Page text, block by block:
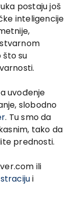
postaju još
inteligencije
što su
uvođenje
slobodno
. Tu smo da
tako da
prednosti.
ili
i